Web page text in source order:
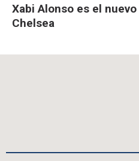
Xabi Alonso es el
Chelsea